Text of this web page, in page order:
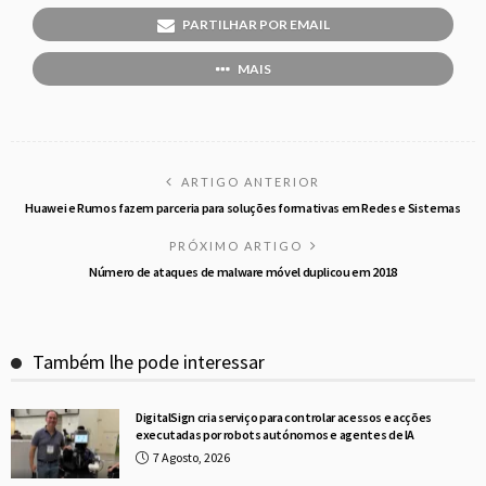
PARTILHAR POR EMAIL
MAIS
ARTIGO ANTERIOR
Huawei e Rumos fazem parceria para soluções formativas em Redes e Sistemas
PRÓXIMO ARTIGO
Número de ataques de malware móvel duplicou em 2018
Também lhe pode interessar
DigitalSign cria serviço para controlar acessos e acções
executadas por robots autónomos e agentes de IA
7 Agosto, 2026